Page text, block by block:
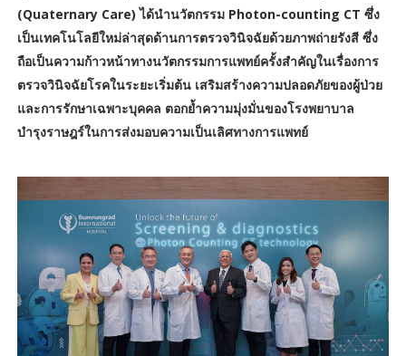
(Quaternary Care) ได้นำนวัตกรรม Photon-counting CT ซึ่ง
เป็นเทคโนโลยีใหม่ล่าสุดด้านการตรวจวินิจฉัยด้วยภาพถ่ายรังสี ซึ่ง
ถือเป็นความก้าวหน้าทางนวัตกรรมการแพทย์ครั้งสำคัญในเรื่องการ
ตรวจวินิจฉัยโรคในระยะเริ่มต้น เสริมสร้างความปลอดภัยของผู้ป่วย
และการรักษาเฉพาะบุคคล ตอกย้ำความมุ่งมั่นของโรงพยาบาล
บำรุงราษฎร์ในการส่งมอบความเป็นเลิศทางการแพทย์